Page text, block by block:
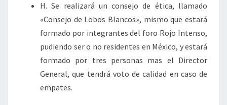
H. Se realizará un consejo de ética, llamado
«Consejo de Lobos Blancos», mismo que estará
formado por integrantes del foro Rojo Intenso,
pudiendo ser o no residentes en México, y estará
formado por tres personas mas el Director
General, que tendrá voto de calidad en caso de
empates.